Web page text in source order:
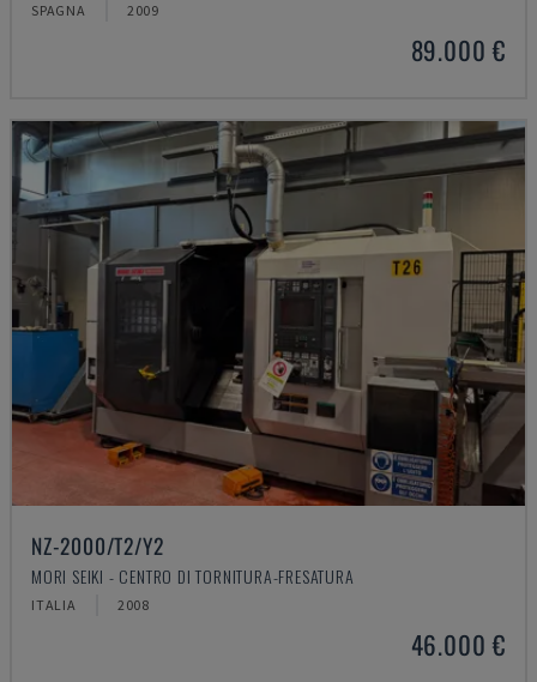
SPAGNA 2009
89.000 €
NZ-2000/T2/Y2
MORI SEIKI - CENTRO DI TORNITURA-FRESATURA
ITALIA 2008
46.000 €